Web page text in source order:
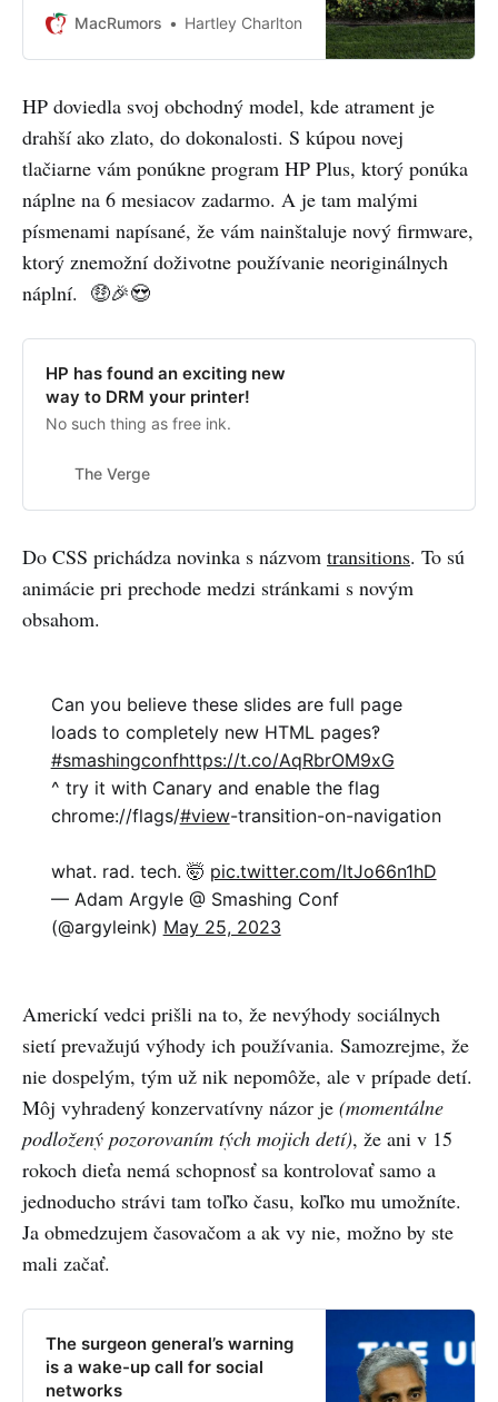
Broadcom to make several key
MacRumors Hartley Charlton
HP doviedla svoj obchodný model, kde atrament je
drahší ako zlato, do dokonalosti. S kúpou novej
tlačiarne vám ponúkne program HP Plus, ktorý ponúka
náplne na 6 mesiacov zadarmo. A je tam malými
písmenami napísané, že vám nainštaluje nový firmware,
ktorý znemožní doživotne používanie neoriginálnych
náplní. 🤑🎉😍
HP has found an exciting new
way to DRM your printer!
No such thing as free ink.
The Verge
Do CSS prichádza novinka s názvom transitions. To sú
animácie pri prechode medzi stránkami s novým
obsahom.
Can you believe these slides are full page
loads to completely new HTML pages‽
#smashingconfhttps://t.co/AqRbrOM9xG
^ try it with Canary and enable the flag
chrome://flags/#view-transition-on-navigation
what. rad. tech. 🤯 pic.twitter.com/ltJo66n1hD
— Adam Argyle @ Smashing Conf
(@argyleink) May 25, 2023
Americkí vedci prišli na to, že nevýhody sociálnych
sietí prevažujú výhody ich používania. Samozrejme, že
nie dospelým, tým už nik nepomôže, ale v prípade detí.
Môj vyhradený konzervatívny názor je (momentálne
podložený pozorovaním tých mojich detí), že ani v 15
rokoch dieťa nemá schopnosť sa kontrolovať samo a
jednoducho strávi tam toľko času, koľko mu umožníte.
Ja obmedzujem časovačom a ak vy nie, možno by ste
mali začať.
The surgeon general’s warning
is a wake-up call for social
networks